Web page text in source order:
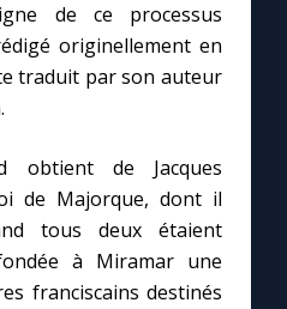
de ce processus
originellement en
traduit par son auteur
obtient de Jacques
de Majorque, dont il
tous deux étaient
à Miramar une
franciscains destinés